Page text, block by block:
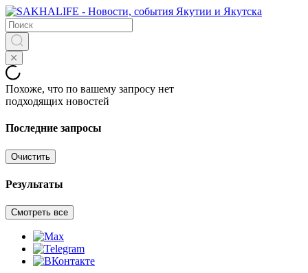
Похоже, что по вашему запросу нет
подходящих новостей
Последние запросы
Очистить
Результаты
Смотреть все